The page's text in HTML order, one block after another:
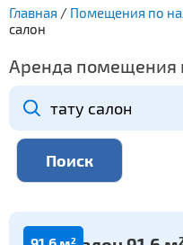
Главная / Помещения по
салон
Аренда помещения
2